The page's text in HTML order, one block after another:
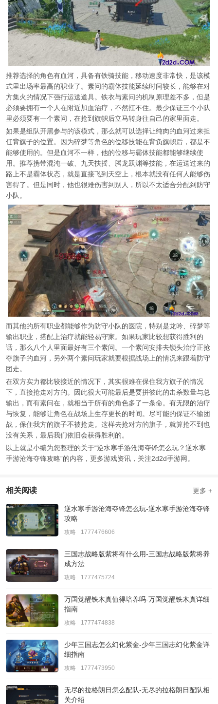
推荐选择的角色有血河，具备有铁骑技能，移动速度非常快，是该模
式里出场率最高的职业了。素问的霸体技能延续时间较长，能够在对
方集火的情况下强行运送道具。铁衣与素问的机制原理差不多，但是
必须要拥有一个人在附近加血治疗，不然扛不住。最少保证三个小队
里必须要有一个素问，在抢到旗帜后立马转身往自己的家里面走。
如果是组队开黑参与的该模式，那么就可以选择让纯肉的血河过来担
任背旗子的位置。因为碎梦等角色的位移技能在背负旗帜后，都是不
能够使用的。但是血河不一样，他的位移与霸体技能都能够继续使
用。推荐携带混沌一破、九天扶摇、腾龙跃渊等技能，在运送过来的
路上不是霸体状态，就是直接飞到天空上，根本就没有任何人能够伤
害得了。但是同时，他也很难伤害到别人，所以不太适合分配到防守
小队。
而其他的所有职业都能够作为防守小队的医院，特别是龙吟、碎梦等
输出职业，搭配上治疗就能轻易守家。如果玩家比较想获得胜利的
话，那么八个人里面最好有三个素问。一个素问安排去锁头治疗正抢
夺旗子的血河，另外两个素问玩家就要根据战场上的情况来跟着防守
团走。
在双方实力都比较接近的情况下，其实很难在保住我方旗子的情况
下，直接抢走对方的。因此很大可能最后是要拼彼此的击杀数量与总
输出，而有素问在，就相当于所有的角色多了一条命。有无限的治疗
与恢复，能够让角色在战场上生存更长的时间。尽可能的保证不输团
战，保住我方的旗子不被抢走。这样去抢对方的旗子，就算抢不到也
没有关系，最后我们依旧会获得胜利的。
以上就是小编为您整理的关于“逆水寒手游沧海夺锋怎么玩？逆水寒
手游沧海夺锋攻略”的内容，更多游戏资讯，关注2d2d手游网。
相关阅读 更多 +
逆水寒手游沧海夺锋怎么玩-逆水寒手游沧海夺锋
攻略
攻略 1777476606
三国志战略版紫将有什么用-三国志战略版紫将养
成方法
攻略 1777475724
万国觉醒铁木真值得培养吗-万国觉醒铁木真详细
指南
攻略 1777474838
少年三国志怎么幻化紫金-少年三国志幻化紫金详
细指南
攻略 1777473950
无尽的拉格朗日怎么配队-无尽的拉格朗日配队相
关介绍